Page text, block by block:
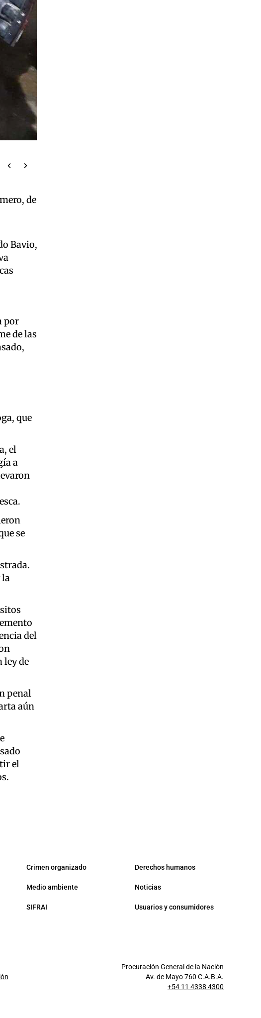
de
Bavio,
por
de las
que
el
a
se
la
del
ley de
penal
aún
el
Crimen organizado Derechos humanos
Medio ambiente Noticias
SIFRAI Usuarios y consumidores
Procuración General de la Nación
Av. de Mayo 760 C.A.B.A.
+54 11 4338 4300